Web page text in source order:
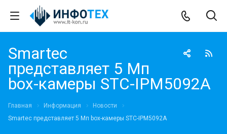
Smartec
представляет 5 Мп
box-камеры STC-IPM5092A
Главная Информация
Новости
Smartec представляет 5 Мп box-камеры STC-IPM5092A